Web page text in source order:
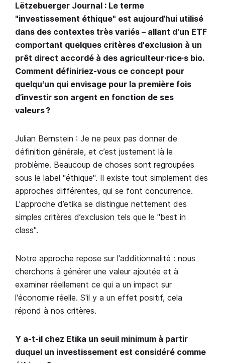
Lëtzebuerger Journal : Le terme
"investissement éthique" est aujourd’hui utilisé
dans des contextes très variés – allant d'un ETF
comportant quelques critères d'exclusion à un
prêt direct accordé à des agriculteur·rice·s bio.
Comment définiriez-vous ce concept pour
quelqu'un qui envisage pour la première fois
d’investir son argent en fonction de ses
valeurs ?
Julian Bernstein : Je ne peux pas donner de
définition générale, et c’est justement là le
problème. Beaucoup de choses sont regroupées
sous le label "éthique". Il existe tout simplement des
approches différentes, qui se font concurrence.
L'approche d’etika se distingue nettement des
simples critères d’exclusion tels que le "best in
class".
Notre approche repose sur l'additionnalité : nous
cherchons à générer une valeur ajoutée et à
examiner réellement ce qui a un impact sur
l'économie réelle. S'il y a un effet positif, cela
répond à nos critères.
Y a-t-il chez Etika un seuil minimum à partir
duquel un investissement est considéré comme